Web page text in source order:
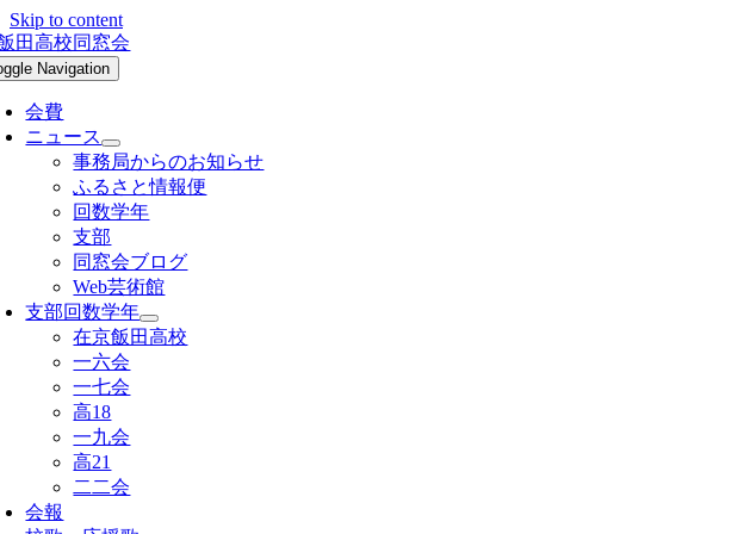
Skip to content
Navigation
会費
ニュース
事務局からのお知らせ
ふるさと情報便
回数学年
支部
同窓会ブログ
Web芸術館
支部回数学年
在京飯田高校
一六会
一七会
高18
一九会
高21
二二会
会報